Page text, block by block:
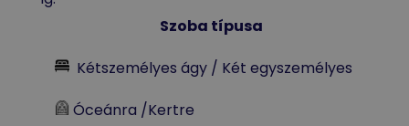
Szoba típusa
Kétszemélyes ágy / Két egyszemélyes
Óceánra /Kertre